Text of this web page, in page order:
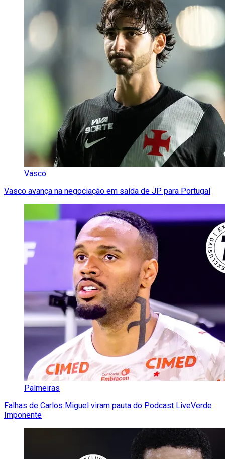
Vasco
Vasco avança na negociação em saída de JP para Portugal
Palmeiras
Falhas de Carlos Miguel viram pauta do Podcast LiveVerde
Imponente